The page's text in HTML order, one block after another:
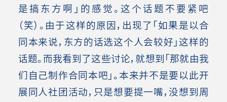
是搞东方啊」的感觉。这个话题不要紧吧
（笑）。由于这样的原因，出现了「如果是以合
同本来说，东方的话选这个人会较好」这样的
话题。而我看到了这些讨论，就想到「那就由我
们自己制作合同本吧」。本来并不是要以此开
展同人社团活动，只是想要提一嘴，没想到周